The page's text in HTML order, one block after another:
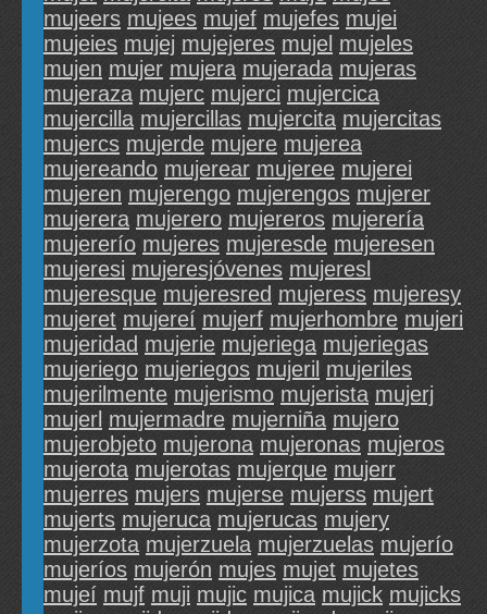
mujeers mujees mujef mujefes mujei
mujeies mujej mujejeres mujel mujeles
mujen mujer mujera mujerada mujeras
mujeraza mujerc mujerci mujercica
mujercilla mujercillas mujercita mujercitas
mujercs mujerde mujere mujerea
mujereando mujerear mujeree mujerei
mujeren mujerengo mujerengos mujerer
mujerera mujerero mujereros mujerería
mujererío mujeres mujeresde mujeresen
mujeresi mujeresjóvenes mujeresl
mujeresque mujeresred mujeress mujeresy
mujeret mujereí mujerf mujerhombre mujeri
mujeridad mujerie mujeriega mujeriegas
mujeriego mujeriegos mujeril mujeriles
mujerilmente mujerismo mujerista mujerj
mujerl mujermadre mujerniña mujero
mujerobjeto mujerona mujeronas mujeros
mujerota mujerotas mujerque mujerr
mujerres mujers mujerse mujerss mujert
mujerts mujeruca mujerucas mujery
mujerzota mujerzuela mujerzuelas mujerío
mujeríos mujerón mujes mujet mujetes
mujeí mujf muji mujic mujica mujick mujicks